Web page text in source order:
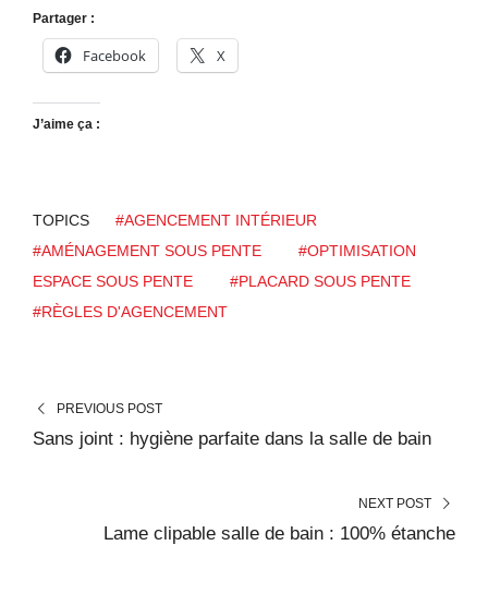
Partager :
Facebook X
J’aime ça :
TOPICS
#AGENCEMENT INTÉRIEUR
#AMÉNAGEMENT SOUS PENTE
#OPTIMISATION
ESPACE SOUS PENTE
#PLACARD SOUS PENTE
#RÈGLES D'AGENCEMENT
PREVIOUS POST
Sans joint : hygiène parfaite dans la salle de bain
NEXT POST
Lame clipable salle de bain : 100% étanche